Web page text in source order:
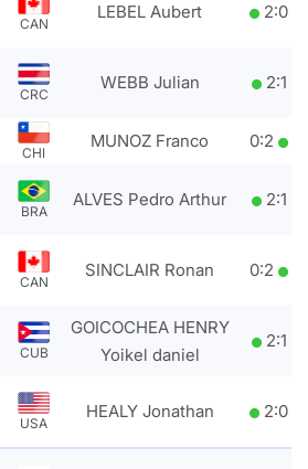
CAN
LEBEL Aubert 2:0
CRC
WEBB Julian 2:1
CHI
MUNOZ Franco 0:2
BRA
ALVES Pedro Arthur 2:1
CAN
SINCLAIR Ronan 0:2
CUB
GOICOCHEA HENRY
Yoikel daniel
2:1
USA
HEALY Jonathan 2:0